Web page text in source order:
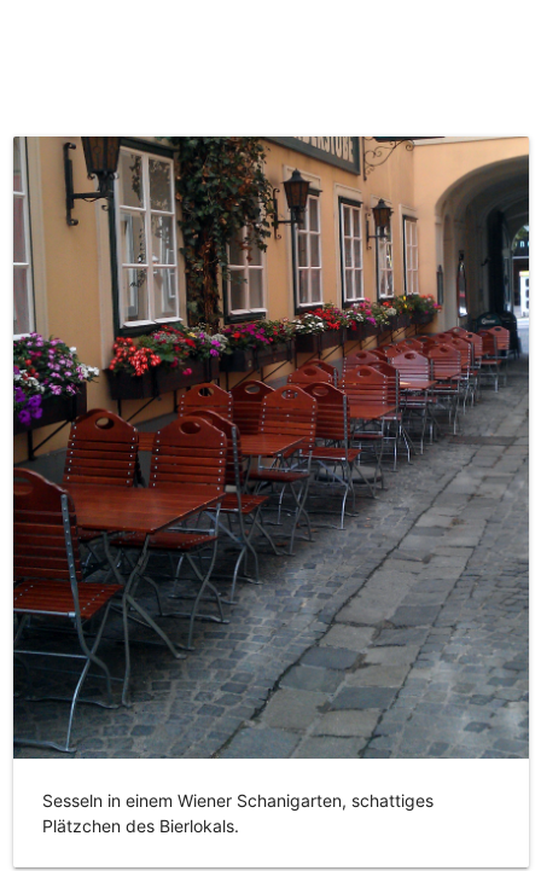
Sesseln in einem Wiener Schanigarten, schattiges
Plätzchen des Bierlokals.